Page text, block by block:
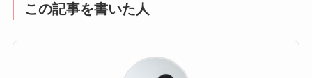
この記事を書いた人